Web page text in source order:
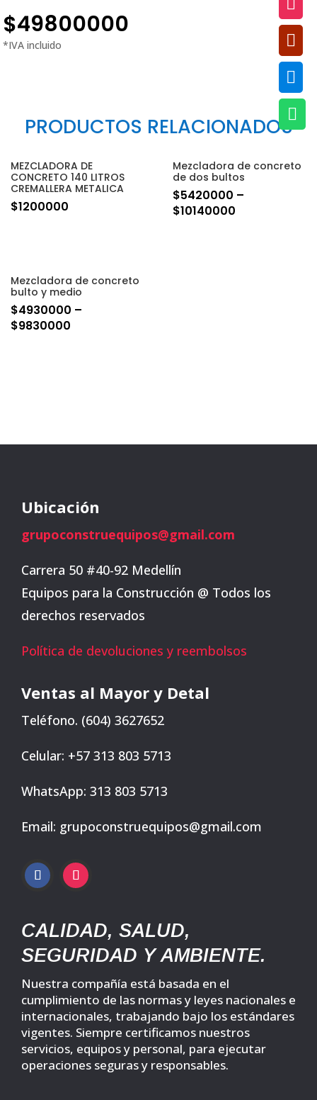



$49800000
PRODUCTOS RELACIONADOS
MEZCLADORA DE
CONCRETO 140 LITROS
CREMALLERA METALICA
$1200000
Mezcladora de concreto
de dos bultos
$5420000 –
$10140000
Mezcladora de concreto
bulto y medio
$4930000 –
$9830000
Ubicación
grupoconstruequipos@gmail.com
Carrera 50 #40-92 Medellín
Equipos para la Construcción @ Todos los
derechos reservados
Política de devoluciones y reembolsos
Ventas al Mayor y Detal
Teléfono. (604) 3627652
Celular: +57 313 803 5713
WhatsApp: 313 803 5713
Email: grupoconstruequipos@gmail.com
CALIDAD, SALUD,
SEGURIDAD Y AMBIENTE.
Nuestra compañía está basada en el
cumplimiento de las normas y leyes nacionales e
internacionales, trabajando bajo los estándares
vigentes. Siempre certificamos nuestros
servicios, equipos y personal, para ejecutar
operaciones seguras y responsables.